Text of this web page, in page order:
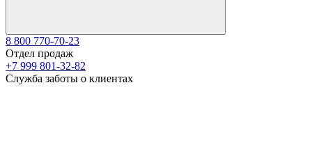
8 800 770-70-23
Отдел продаж
+7 999 801-32-82
Служба заботы о клиентах